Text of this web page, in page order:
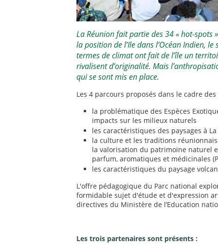
La Réunion fait partie des 34 « hot-spots
la position de l’Ile dans l’Océan Indien,
termes de climat ont fait de l’île un
rivalisent d’originalité. Mais
qui se sont mis en place.
Les 4 parcours proposés dans le cadre
la problématique des Espèces
impacts sur les milieux naturels
les caractéristiques des paysages à
la culture et les traditions
la valorisation du patrimoine naturel
parfum, aromatiques et médicinales
les caractéristiques du paysage
L'offre pédagogique du Parc national
formidable sujet d'étude et d'expression
directives du Ministère de l’Education
Les trois partenaires sont présents :